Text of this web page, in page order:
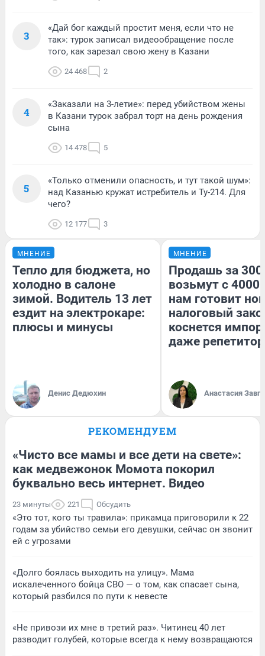
3
«Дай бог каждый простит меня, если что не
так»: турок записал видеообращение после
того, как зарезал свою жену в Казани
24 468 2
4
«Заказали на 3-летие»: перед убийством жены
в Казани турок забрал торт на день рождения
сына
14 478 5
5
«Только отменили опасность, и тут такой шум»:
над Казанью кружат истребитель и Ту-214. Для
чего?
12 177 3
МНЕНИЕ
Тепло для бюджета, но
холодно в салоне
зимой. Водитель 13 лет
ездит на электрокаре:
плюсы и минусы
Денис Дедюхин
МНЕНИЕ
Продашь за
возьмут с
нам готовит
налоговый
коснется
даже
Анастасия
РЕКОМЕНДУЕМ
«Чисто все мамы и все дети на свете»:
как медвежонок Момота покорил
буквально весь интернет. Видео
23 минуты 221 Обсудить
«Это тот, кого ты травила»: прикамца приговорили к 22
годам за убийство семьи его девушки, сейчас он звонит
ей с угрозами
«Долго боялась выходить на улицу». Мама
искалеченного бойца СВО — о том, как спасает сына,
который разбился по пути к невесте
«Не привози их мне в третий раз». Читинец 40 лет
разводит голубей, которые всегда к нему возвращаются